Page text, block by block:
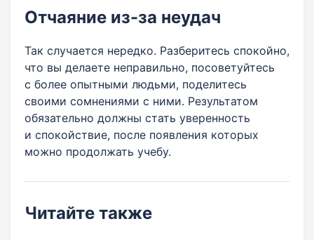
Отчаяние из-за неудач
Так случается нередко. Разберитесь спокойно,
что вы делаете неправильно, посоветуйтесь
с более опытными людьми, поделитесь
своими сомнениями с ними. Результатом
обязательно должны стать уверенность
и спокойствие, после появления которых
можно продолжать учебу.
Читайте также